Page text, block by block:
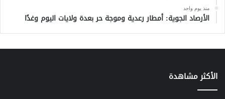
منذ يوم واحد
الأرصاد الجوية: أمطار رعدية وموجة حر بعدة ولايات اليوم وغدًا
الأكثر مشاهدة